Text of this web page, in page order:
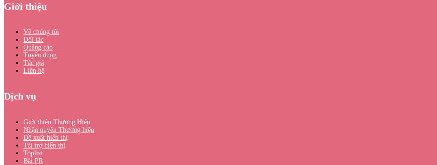
Giới thiệu
Về chúng tôi
Đối tác
Quảng cáo
Tuyển dụng
Tác giả
Liên hệ
Dịch vụ
Giới thiệu Thương Hiệu
Nhận quyền Thương hiệu
Đề xuất hiển thị
Tài trợ hiển thị
Toplist
Bài PR